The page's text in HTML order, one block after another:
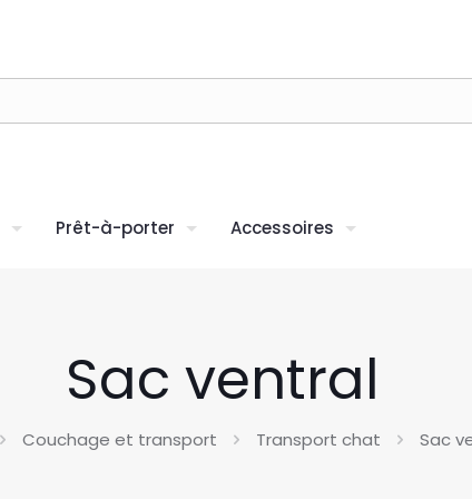
Prêt-à-porter Accessoires
Sac ventral
Couchage et transport Transport chat Sac